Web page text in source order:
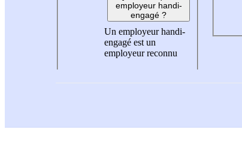
employeur handi-
engagé ?
Un employeur handi-
engagé est un
employeur reconnu